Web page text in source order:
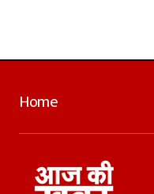
Home